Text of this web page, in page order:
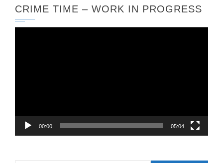
CRIME TIME – WORK IN PROGRESS
00:00 05:04